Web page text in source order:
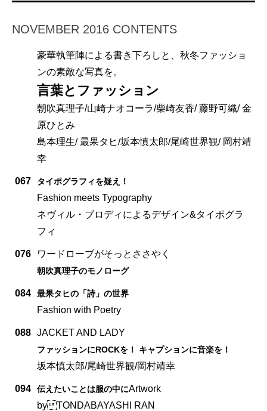
NOVEMBER 2016 CONTENTS
豪華執筆陣による書き下ろしと、秋冬ファッショ
ンの素敵な写真を。
言葉とファッション
朝吹真理子/山崎ナオコーラ/柴崎友香/ 藤野可織/ 金
原ひとみ
島本理生/ 最果タヒ/坂本慎太郎/尾崎世界観/ 岡村靖
幸
067 タイポグラフィを疑え！
Fashion meets Typography
ネヴィル・ブロディによるデザイン&タイポグラ
フィ
076 ワードローブがそっとささやく
朝吹真理子のモノローグ
084 最果タヒの「詩」の世界
Fashion with Poetry
088 JACKET AND LADY
ファッションにROCKを！ キャプションに音楽を！
坂本慎太郎/尾崎世界観/岡村靖幸
094 伝えたいことは服の中にArtwork
byTONDABAYASHI RAN